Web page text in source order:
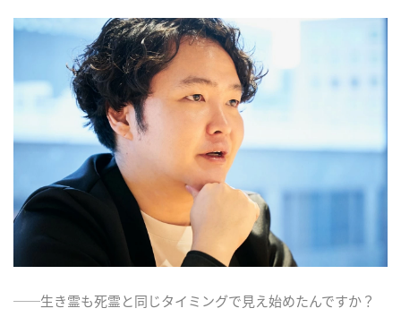
──生き霊も死霊と同じタイミングで見え始めたんですか？